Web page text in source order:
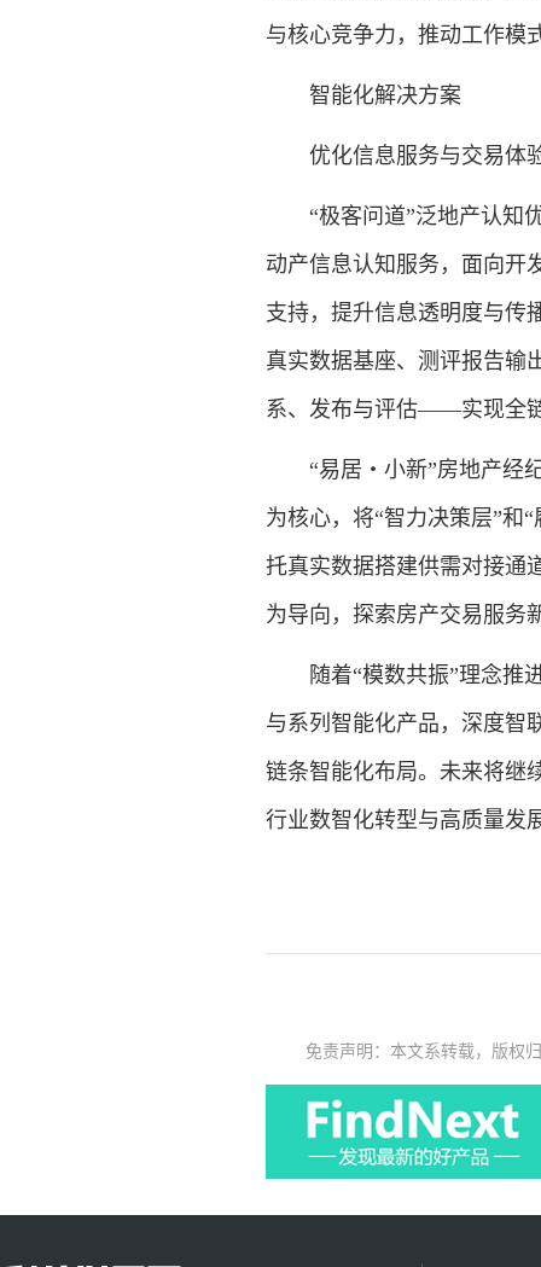
与核心竞争力，推动工作模
智能化解决方案
优化信息服务与交易体
“极客问道”泛地产认知优
动产信息认知服务，面向开
支持，提升信息透明度与
真实数据基座、测评报告
系、发布与评估——实现全
“易居・小新”房地产经纪
为核心，将“智力决策层”和
托真实数据搭建供需对接通
为导向，探索房产交易服务
随着“模数共振”理念推进
与系列智能化产品，深度智
链条智能化布局。未来将继
行业数智化转型与高质量发
免责声明：本文系转载，版权